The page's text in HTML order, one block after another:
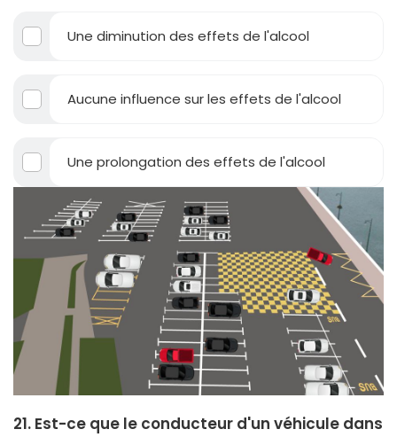
Une diminution des effets de l'alcool
Aucune influence sur les effets de l'alcool
Une prolongation des effets de l'alcool
21. Est-ce que le conducteur d'un véhicule dans